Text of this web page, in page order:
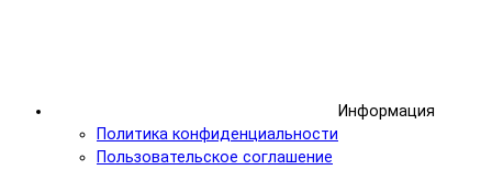
Информация
Политика конфиденциальности
Пользовательское соглашение